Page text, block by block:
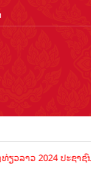
2024 ປະຊາຊົນລາ